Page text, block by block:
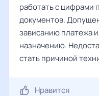
работать с цифрами
документов.
зависанию платежа
назначению.
стать причиной
Нравится